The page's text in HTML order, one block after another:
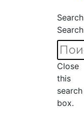
Search
Search
Close
this
search
box.